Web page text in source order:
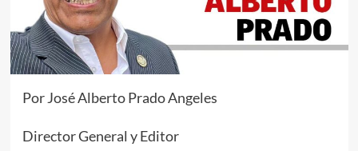
Por José Alberto Prado Angeles
Director General y Editor